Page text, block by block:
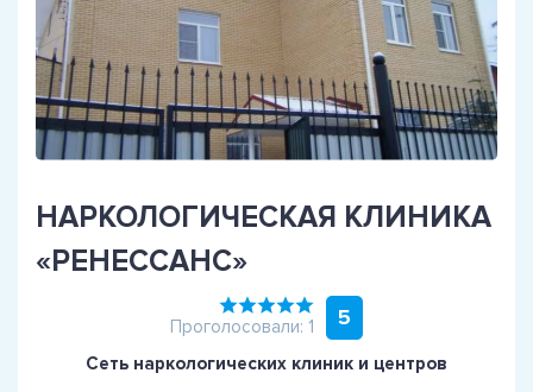
НАРКОЛОГИЧЕСКАЯ КЛИНИКА
«РЕНЕССАНС»
Проголосовали: 1 5
Сеть наркологических клиник и центров